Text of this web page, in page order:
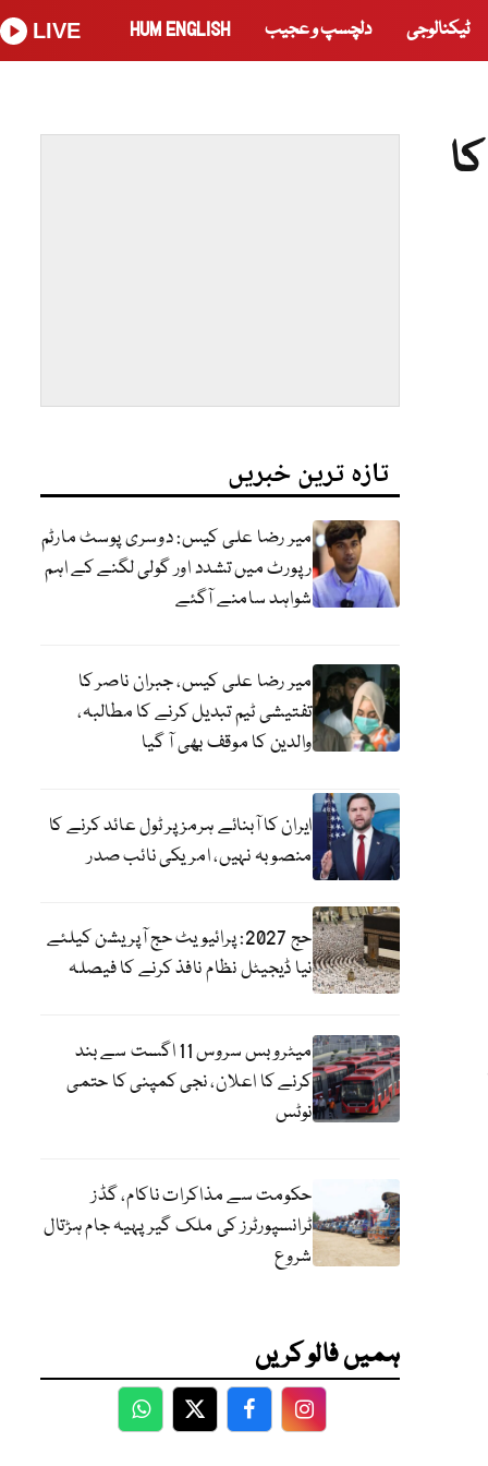
ٹیکنالوجی دلچسپ و عجیب HUM ENGLISH
LIVE
تازہ ترین خبریں
میر رضا علی کیس: دوسری پوسٹ مارٹم
رپورٹ میں تشدد اور گولی لگنے کے اہم
شواہد سامنے آگئے
میر رضا علی کیس، جبران ناصر کا
تفتیشی ٹیم تبدیل کرنے کا مطالبہ،
والدین کا موقف بھی آ گیا
ایران کا آبنائے ہرمز پر ٹول عائد کرنے کا
منصوبہ نہیں، امریکی نائب صدر
حج 2027: پرائیویٹ حج آپریشن کیلئے
نیا ڈیجیٹل نظام نافذ کرنے کا فیصلہ
میٹرو بس سروس 11 اگست سے بند
کرنے کا اعلان، نجی کمپنی کا حتمی
نوٹس
حکومت سے مذاکرات ناکام، گڈز
ٹرانسپورٹرز کی ملک گیر پہیہ جام ہڑتال
شروع
ہمیں فالو کریں
WhatsApp
TwitterFacebookFacebook